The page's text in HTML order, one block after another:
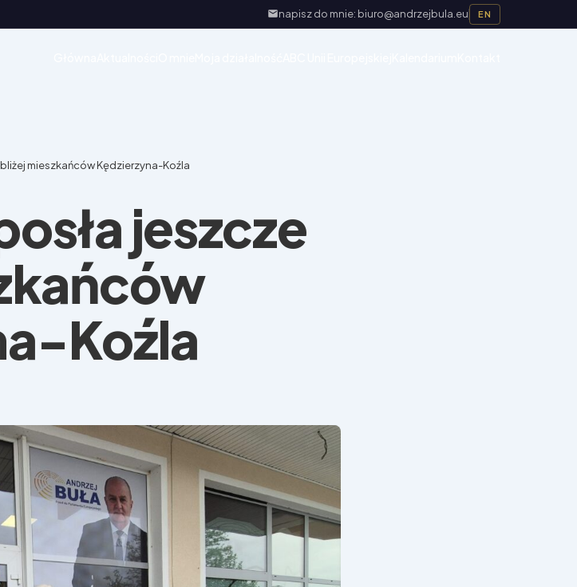
napisz do mnie: biuro@andrzejbula.eu EN
mieszkańców Kędzierzyna-Koźla
jeszcze
Koźla